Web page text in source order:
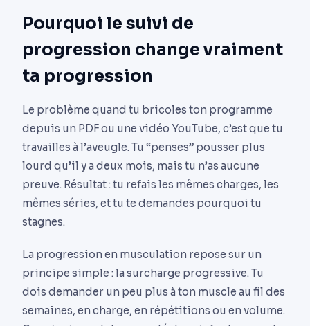
Pourquoi le suivi de
progression change vraiment
ta progression
Le problème quand tu bricoles ton programme
depuis un PDF ou une vidéo YouTube, c’est que tu
travailles à l’aveugle. Tu “penses” pousser plus
lourd qu’il y a deux mois, mais tu n’as aucune
preuve. Résultat : tu refais les mêmes charges, les
mêmes séries, et tu te demandes pourquoi tu
stagnes.
La progression en musculation repose sur un
principe simple : la surcharge progressive. Tu
dois demander un peu plus à ton muscle au fil des
semaines, en charge, en répétitions ou en volume.